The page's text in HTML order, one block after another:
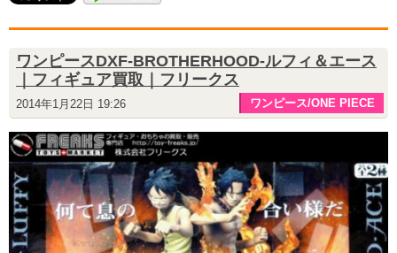
ワンピースDXF-BROTHERHOOD-ルフィ＆エース
｜フィギュア買取｜フリークス
2014年1月22日 19:26 ワンピース/ONE PIECE